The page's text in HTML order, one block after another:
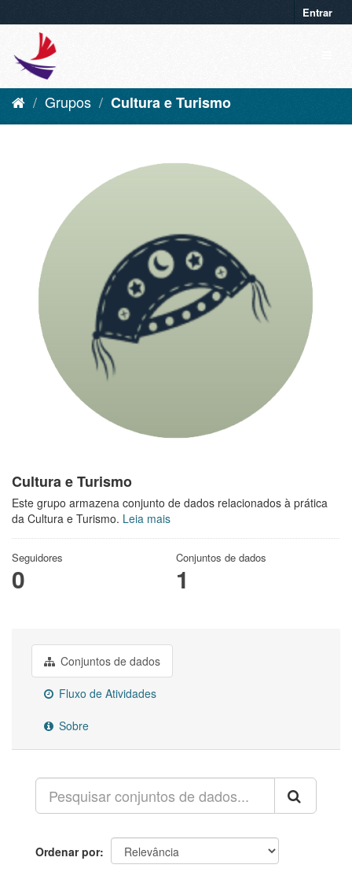
Entrar
Grupos Cultura e Turismo
Cultura e Turismo
Este grupo armazena conjunto de dados relacionados à prática
da Cultura e Turismo. Leia mais
Seguidores
0
Conjuntos de dados
1
Conjuntos de dados
Fluxo de Atividades
Sobre
Ordenar por